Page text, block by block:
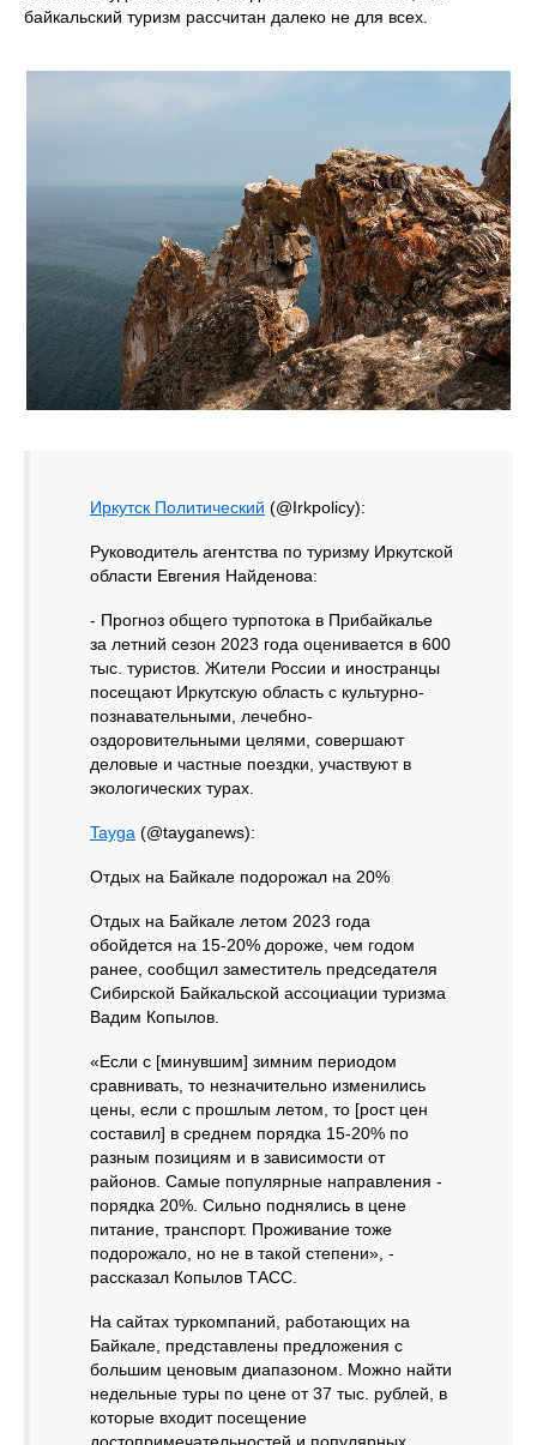
байкальский туризм рассчитан далеко не для всех.
Иркутск Политический (@Irkpolicy):
Руководитель агентства по туризму Иркутской
области Евгения Найденова:
- Прогноз общего турпотока в Прибайкалье
за летний сезон 2023 года оценивается в 600
тыс. туристов. Жители России и иностранцы
посещают Иркутскую область с культурно-
познавательными, лечебно-
оздоровительными целями, совершают
деловые и частные поездки, участвуют в
экологических турах.
Tayga (@tayganews):
Отдых на Байкале подорожал на 20%
Отдых на Байкале летом 2023 года
обойдется на 15-20% дороже, чем годом
ранее, сообщил заместитель председателя
Сибирской Байкальской ассоциации туризма
Вадим Копылов.
«Если с [минувшим] зимним периодом
сравнивать, то незначительно изменились
цены, если с прошлым летом, то [рост цен
составил] в среднем порядка 15-20% по
разным позициям и в зависимости от
районов. Самые популярные направления -
порядка 20%. Сильно поднялись в цене
питание, транспорт. Проживание тоже
подорожало, но не в такой степени», -
рассказал Копылов ТАСС.
На сайтах туркомпаний, работающих на
Байкале, представлены предложения с
большим ценовым диапазоном. Можно найти
недельные туры по цене от 37 тыс. рублей, в
которые входит посещение
достопримечательностей и популярных